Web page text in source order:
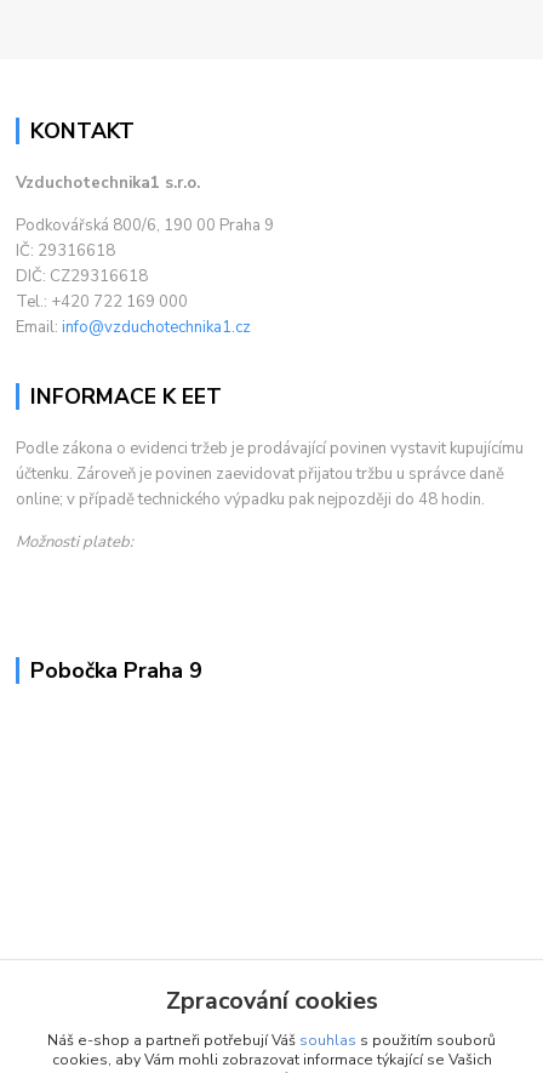
KONTAKT
Vzduchotechnika1 s.r.o.
Podkovářská 800/6, 190 00 Praha 9
IČ: 29316618
DIČ: CZ29316618
Tel.: +420 722 169 000
Email:info@vzduchotechnika1.cz
INFORMACE K EET
Podle zákona o evidenci tržeb je prodávající povinen vystavit kupujícímu
účtenku. Zároveň je povinen zaevidovat přijatou tržbu u správce daně
online; v případě technického výpadku pak nejpozději do 48 hodin.
Možnosti plateb:
Pobočka Praha 9
Zpracování cookies
Náš e-shop a partneři potřebují Váš souhlas s použitím souborů
cookies, aby Vám mohli zobrazovat informace týkající se Vašich